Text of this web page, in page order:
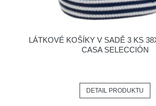
LÁTKOVÉ KOŠÍKY V SADĚ 3 KS
CASA SELECCIÓN
DETAIL PRODUKTU